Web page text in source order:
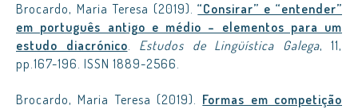
Brocardo, Maria Teresa (2019).“Consirar” e “entender”
em português antigo e médio – elementos para um
estudo diacrónico. Estudos de Lingüística Galega, 11,
pp.167-196. ISSN 1889-2566.
Brocardo, Maria Teresa (2019). Formas em competição